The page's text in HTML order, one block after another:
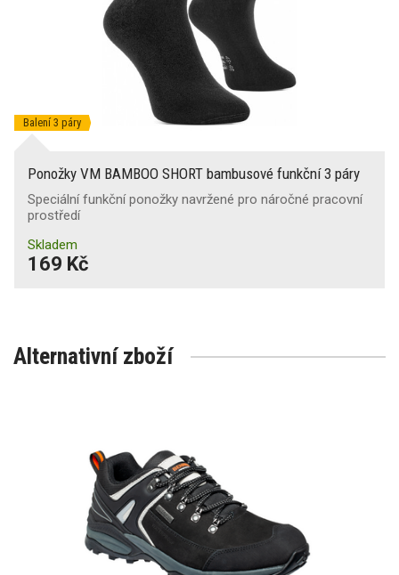
Balení 3 páry
Ponožky VM BAMBOO SHORT bambusové funkční 3 páry
Speciální funkční ponožky navržené pro náročné pracovní
prostředí
Skladem
169 Kč
Alternativní zboží